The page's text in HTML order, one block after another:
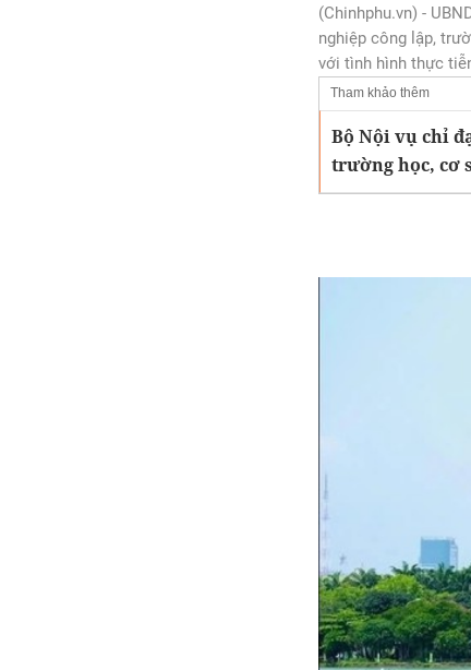
(Chinhphu.vn) -
nghiệp công lập,
với tình hình thực
Tham khảo thêm
Bộ Nội vụ chỉ
trường học, cơ